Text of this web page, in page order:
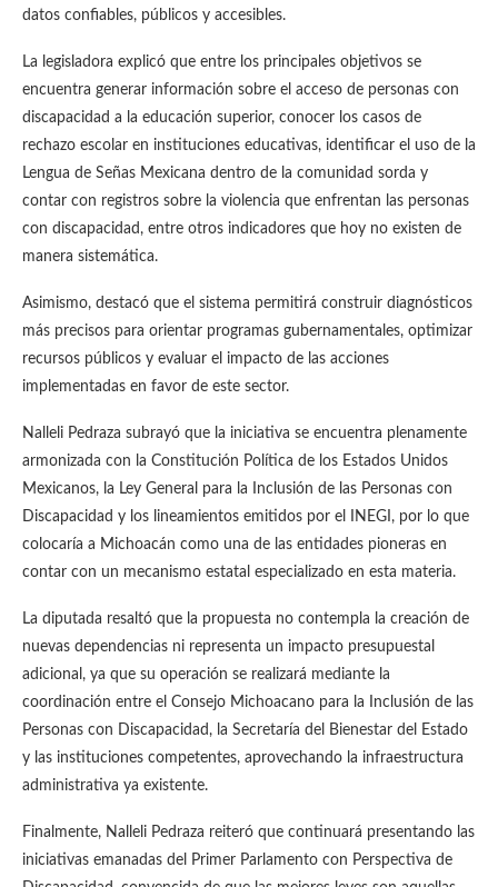
datos confiables, públicos y accesibles.
La legisladora explicó que entre los principales objetivos se
encuentra generar información sobre el acceso de personas con
discapacidad a la educación superior, conocer los casos de
rechazo escolar en instituciones educativas, identificar el uso de la
Lengua de Señas Mexicana dentro de la comunidad sorda y
contar con registros sobre la violencia que enfrentan las personas
con discapacidad, entre otros indicadores que hoy no existen de
manera sistemática.
Asimismo, destacó que el sistema permitirá construir diagnósticos
más precisos para orientar programas gubernamentales, optimizar
recursos públicos y evaluar el impacto de las acciones
implementadas en favor de este sector.
Nalleli Pedraza subrayó que la iniciativa se encuentra plenamente
armonizada con la Constitución Política de los Estados Unidos
Mexicanos, la Ley General para la Inclusión de las Personas con
Discapacidad y los lineamientos emitidos por el INEGI, por lo que
colocaría a Michoacán como una de las entidades pioneras en
contar con un mecanismo estatal especializado en esta materia.
La diputada resaltó que la propuesta no contempla la creación de
nuevas dependencias ni representa un impacto presupuestal
adicional, ya que su operación se realizará mediante la
coordinación entre el Consejo Michoacano para la Inclusión de las
Personas con Discapacidad, la Secretaría del Bienestar del Estado
y las instituciones competentes, aprovechando la infraestructura
administrativa ya existente.
Finalmente, Nalleli Pedraza reiteró que continuará presentando las
iniciativas emanadas del Primer Parlamento con Perspectiva de